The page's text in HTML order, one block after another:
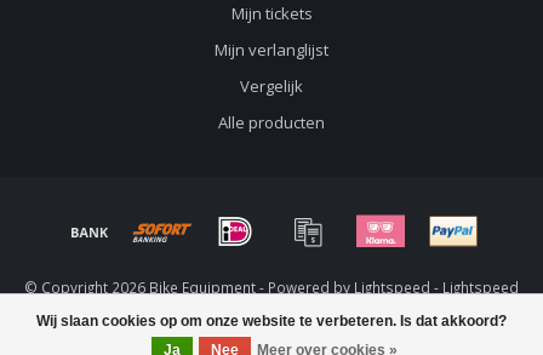
Wij slaan cookies op om onze website te verbeteren. Is dat akkoord?
Ja
Nee Meer over cookies »
Mijn tickets
Mijn verlanglijst
Vergelijk
Alle producten
© Copyright 2026 Bike Equipment - Powered by Lightspeed - Lightspeed
designbyDyvelopment